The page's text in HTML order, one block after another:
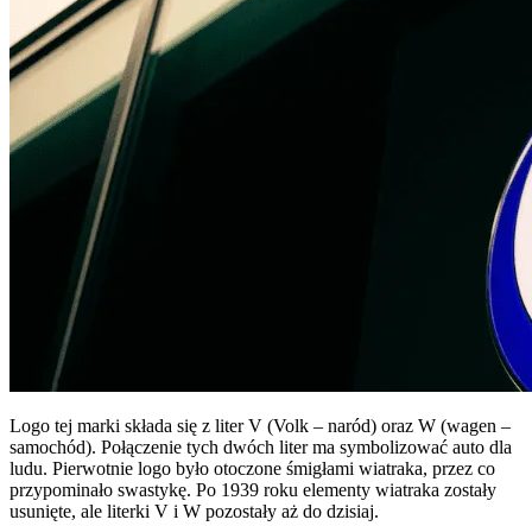
Logo tej marki składa się z liter V (Volk – naród) oraz W (wagen –
samochód). Połączenie tych dwóch liter ma symbolizować auto dla
ludu. Pierwotnie logo było otoczone śmigłami wiatraka, przez co
przypominało swastykę. Po 1939 roku elementy wiatraka zostały
usunięte, ale literki V i W pozostały aż do dzisiaj.